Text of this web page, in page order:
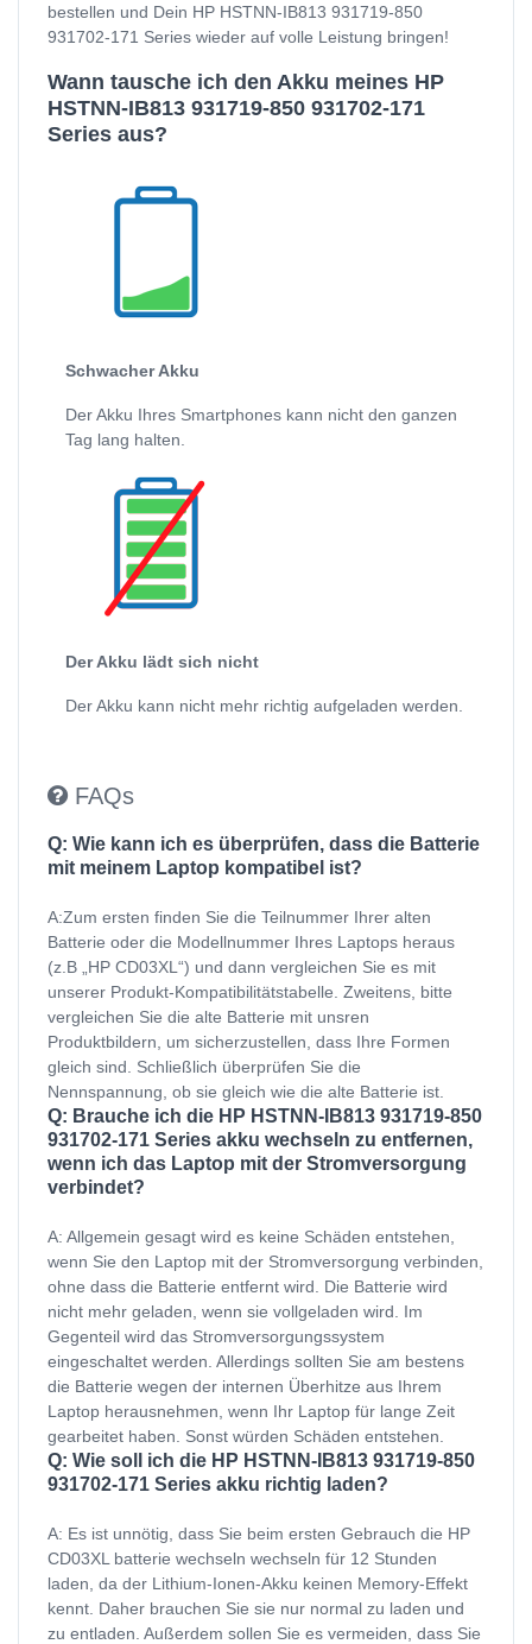
bestellen und Dein HP HSTNN-IB813 931719-850
931702-171 Series wieder auf volle Leistung bringen!
Wann tausche ich den Akku meines HP
HSTNN-IB813 931719-850 931702-171
Series aus?
Schwacher Akku
Der Akku Ihres Smartphones kann nicht den ganzen
Tag lang halten.
Der Akku lädt sich nicht
Der Akku kann nicht mehr richtig aufgeladen werden.
FAQs
Q: Wie kann ich es überprüfen, dass die Batterie
mit meinem Laptop kompatibel ist?
A:Zum ersten finden Sie die Teilnummer Ihrer alten
Batterie oder die Modellnummer Ihres Laptops heraus
(z.B „HP CD03XL“) und dann vergleichen Sie es mit
unserer Produkt-Kompatibilitätstabelle. Zweitens, bitte
vergleichen Sie die alte Batterie mit unsren
Produktbildern, um sicherzustellen, dass Ihre Formen
gleich sind. Schließlich überprüfen Sie die
Nennspannung, ob sie gleich wie die alte Batterie ist.
Q: Brauche ich die HP HSTNN-IB813 931719-850
931702-171 Series akku wechseln zu entfernen,
wenn ich das Laptop mit der Stromversorgung
verbindet?
A: Allgemein gesagt wird es keine Schäden entstehen,
wenn Sie den Laptop mit der Stromversorgung verbinden,
ohne dass die Batterie entfernt wird. Die Batterie wird
nicht mehr geladen, wenn sie vollgeladen wird. Im
Gegenteil wird das Stromversorgungssystem
eingeschaltet werden. Allerdings sollten Sie am bestens
die Batterie wegen der internen Überhitze aus Ihrem
Laptop herausnehmen, wenn Ihr Laptop für lange Zeit
gearbeitet haben. Sonst würden Schäden entstehen.
Q: Wie soll ich die HP HSTNN-IB813 931719-850
931702-171 Series akku richtig laden?
A: Es ist unnötig, dass Sie beim ersten Gebrauch die HP
CD03XL batterie wechseln wechseln für 12 Stunden
laden, da der Lithium-Ionen-Akku keinen Memory-Effekt
kennt. Daher brauchen Sie sie nur normal zu laden und
zu entladen. Außerdem sollen Sie es vermeiden, dass Sie